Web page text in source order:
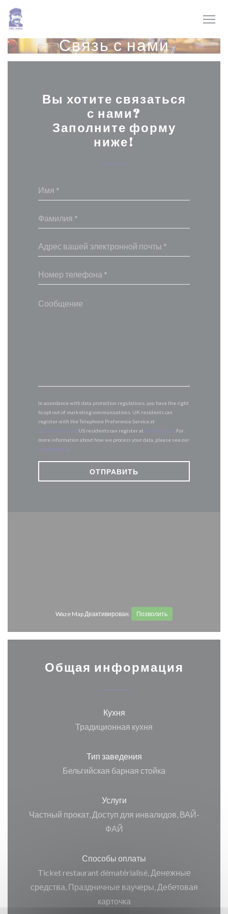
Панель управления cookies
Связь с нами
Вы хотите связаться
с нами?
Заполните форму
ниже!
In accordance with data protection regulations, you have the right
to opt out of marketing communications. UK residents can
register with the Telephone Preference Service at
tpsonline.org.uk . US residents can register at donotcall.gov. For
more information about how we process your data, please see our
privacy policy.
Waze Map Деактивирован. Позволить
Общая информация
Кухня
Традиционная кухня
Тип заведения
Бельгийская барная стойка
Услуги
Частный прокат, Доступ для инвалидов, ВАЙ-
ФАЙ
Способы оплаты
Ticket restaurant dématérialisé, Денежные
средства, Праздничные ваучеры, Дебетовая
карточка